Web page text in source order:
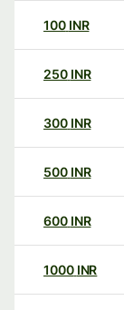
100 INR
250 INR
300 INR
500 INR
600 INR
1000 INR